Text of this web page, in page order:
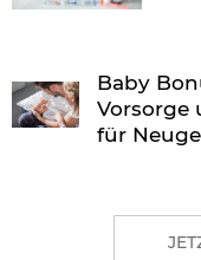
Baby
Vorsorge
für